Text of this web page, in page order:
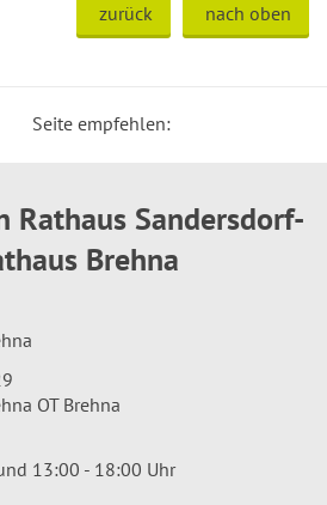
zurück nach oben
Seite empfehlen:
Rathaus Sandersdorf-
Brehna
OT Brehna
13:00 - 18:00 Uhr